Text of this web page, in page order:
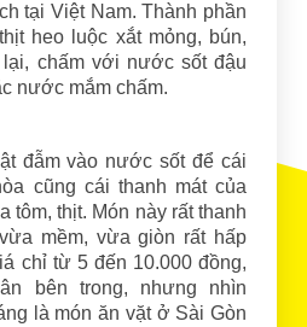
tại Việt Nam. Thành phần
heo luộc xắt mỏng, bún,
lại, chấm với nước sốt đậu
nước mắm chấm.
đẫm vào nước sốt để cái
cũng cái thanh mát của
tôm, thịt. Món này rất thanh
mềm, vừa giòn rất hấp
chỉ từ 5 đến 10.000 đồng,
bên trong, nhưng nhìn
là món ăn vặt ở Sài Gòn